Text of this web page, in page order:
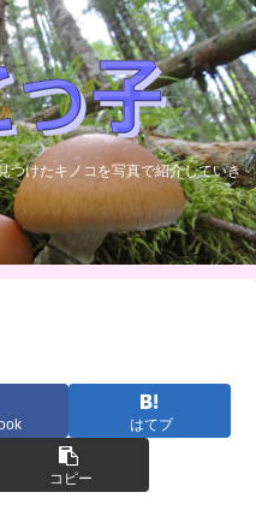
つけたキノコを写真で紹介していき
はてブ
コピー